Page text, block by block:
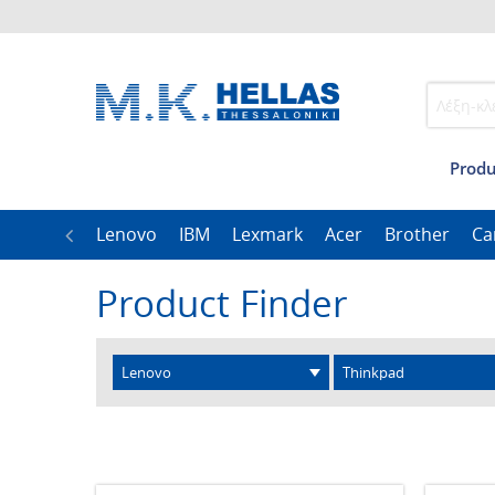
CAB Lenovo IBM Lexmark Acer Brother
Product Finder